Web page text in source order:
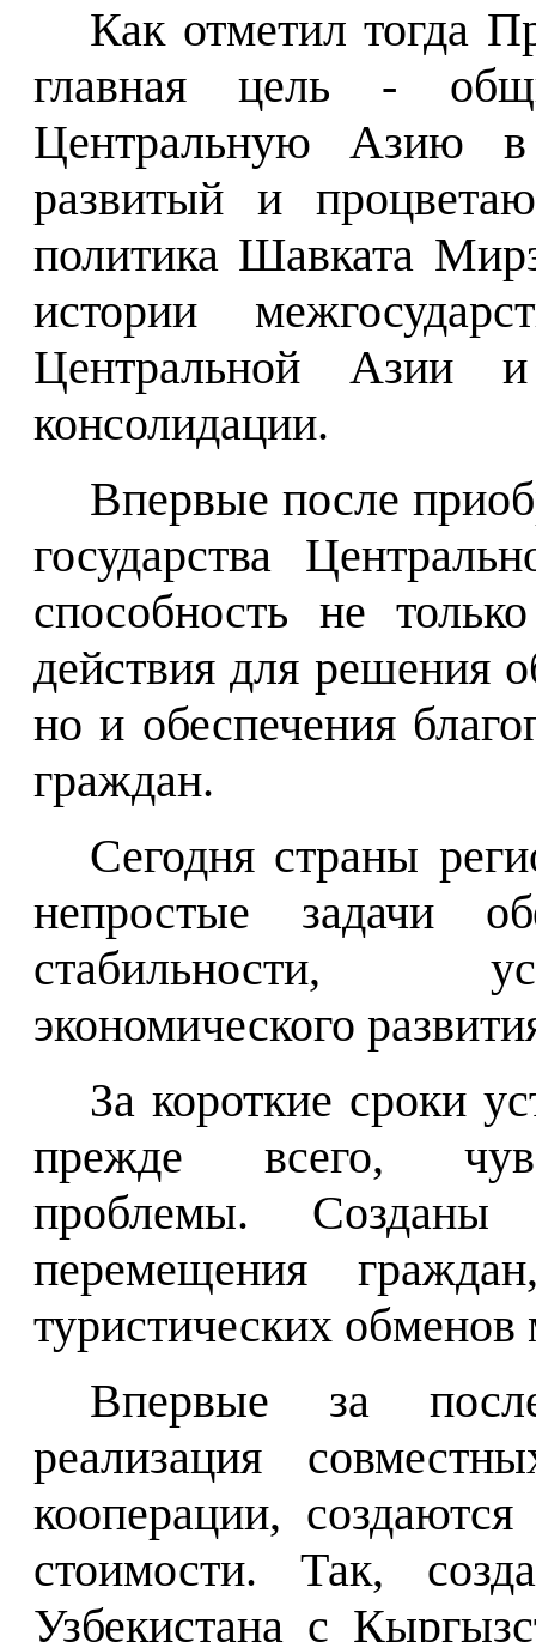
Как отметил тогда
главная цель -
Центральную Азию в
развитый и
политика Шавката
истории
Центральной Азии
консолидации.
Впервые после
государства
способность не
действия для решения
но и обеспечения
граждан.
Сегодня страны
непростые задачи
стабильности,
экономического
За короткие сроки
прежде всего,
проблемы. Созданы
перемещения
туристических
Впервые за
реализация
кооперации,
стоимости. Так,
Узбекистана с